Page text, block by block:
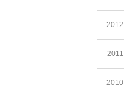
2012
2011
2010